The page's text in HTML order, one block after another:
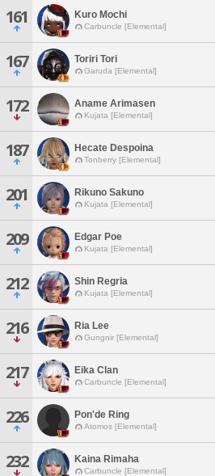
161 Kuro Mochi
Carbuncle [Elemental]
167 Toriri Tori
Garuda [Elemental]
172 Aname Arimasen
Kujata [Elemental]
187 Hecate Despoina
Tonberry [Elemental]
201 Rikuno Sakuno
Kujata [Elemental]
209 Edgar Poe
Kujata [Elemental]
212 Shin Regria
Kujata [Elemental]
216 Ria Lee
Gungnir [Elemental]
217 Eika Clan
Carbuncle [Elemental]
226 Pon'de Ring
Atomos [Elemental]
232 Kaina Rimaha
Carbuncle [Elemental]